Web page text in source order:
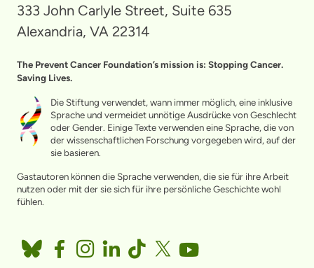
333 John Carlyle Street, Suite 635
Alexandria, VA 22314
The Prevent Cancer Foundation’s mission is: Stopping Cancer.
Saving Lives.
Die Stiftung verwendet, wann immer möglich, eine inklusive
Sprache und vermeidet unnötige Ausdrücke von Geschlecht
oder Gender. Einige Texte verwenden eine Sprache, die von
der wissenschaftlichen Forschung vorgegeben wird, auf der
sie basieren.
Gastautoren können die Sprache verwenden, die sie für ihre Arbeit
nutzen oder mit der sie sich für ihre persönliche Geschichte wohl
fühlen.